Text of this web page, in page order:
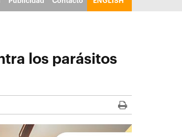
los parásitos